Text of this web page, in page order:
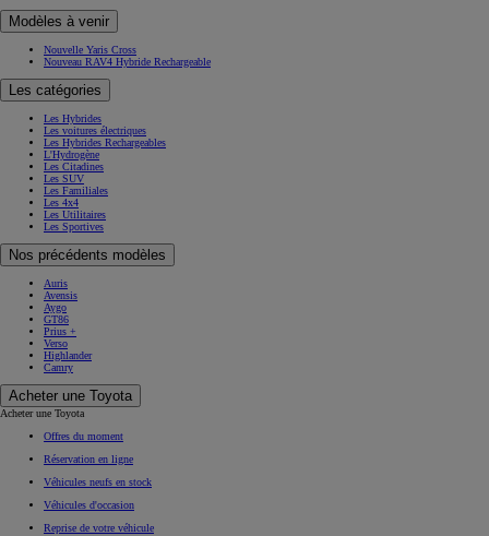
Modèles à venir
Nouvelle Yaris Cross
Nouveau RAV4 Hybride Rechargeable
Les catégories
Les Hybrides
Les voitures électriques
Les Hybrides Rechargeables
L'Hydrogène
Les Citadines
Les SUV
Les Familiales
Les 4x4
Les Utilitaires
Les Sportives
Nos précédents modèles
Auris
Avensis
Aygo
GT86
Prius +
Verso
Highlander
Camry
Acheter une Toyota
Acheter une Toyota
Offres du moment
Réservation en ligne
Véhicules neufs en stock
Véhicules d'occasion
Reprise de votre véhicule